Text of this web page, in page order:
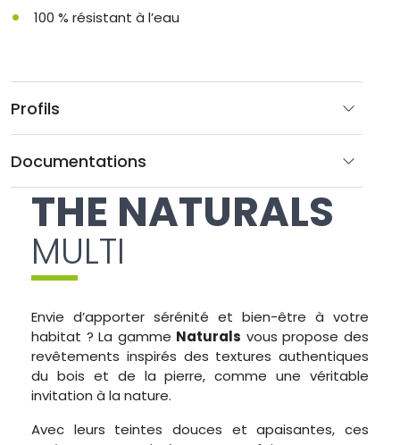
THE NATURALS
MULTI
Envie d’apporter sérénité et bien-être à votre
habitat ? La gamme Naturals vous propose des
revêtements inspirés des textures authentiques
du bois et de la pierre, comme une véritable
invitation à la nature.
Avec leurs teintes douces et apaisantes, ces
100 % résistant à l’eau
Profils
Documentations